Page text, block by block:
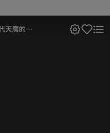
天魔的